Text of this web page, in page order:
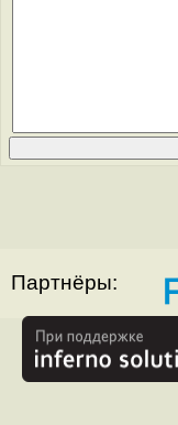
Партнёры: